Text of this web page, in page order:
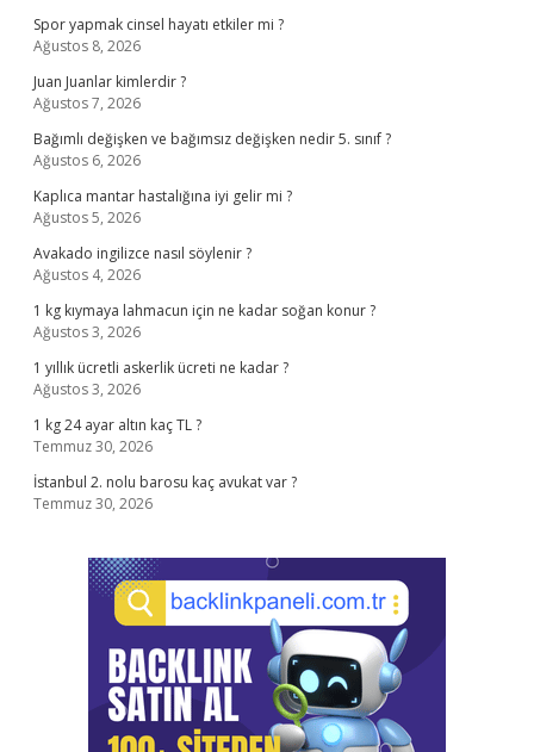
Spor yapmak cinsel hayatı etkiler mi ?
Ağustos 8, 2026
Juan Juanlar kimlerdir ?
Ağustos 7, 2026
Bağımlı değişken ve bağımsız değişken nedir 5. sınıf ?
Ağustos 6, 2026
Kaplıca mantar hastalığına iyi gelir mi ?
Ağustos 5, 2026
Avakado ingilizce nasıl söylenir ?
Ağustos 4, 2026
1 kg kıymaya lahmacun için ne kadar soğan konur ?
Ağustos 3, 2026
1 yıllık ücretli askerlik ücreti ne kadar ?
Ağustos 3, 2026
1 kg 24 ayar altın kaç TL ?
Temmuz 30, 2026
İstanbul 2. nolu barosu kaç avukat var ?
Temmuz 30, 2026